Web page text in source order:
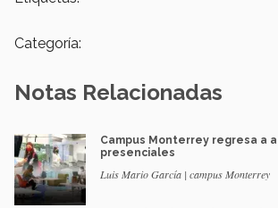
Categoría:
Notas Relacionadas
Campus Monterrey regresa a
presenciales
Luis Mario García | campus Monterrey